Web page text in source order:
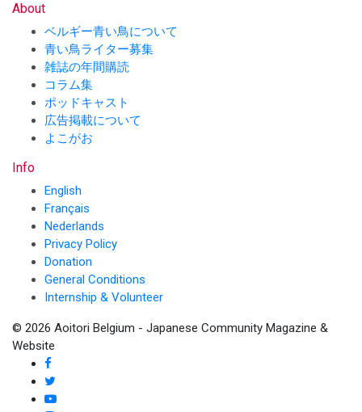
About
ベルギー青い鳥について
青い鳥ライター募集
雑誌の年間購読
コラム集
ポッドキャスト
広告掲載について
よこがお
Info
English
Français
Nederlands
Privacy Policy
Donation
General Conditions
Internship & Volunteer
© 2026 Aoitori Belgium - Japanese Community Magazine &
Website